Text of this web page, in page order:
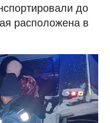
до
расположена в